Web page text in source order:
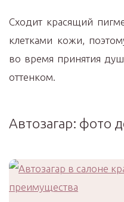
Сходит красящий
клетками кожи,
во время принятия
оттенком.
Автозагар: фото